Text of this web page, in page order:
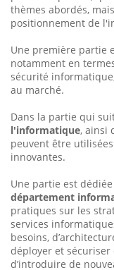
thèmes abordés,
positionnement de
Une première partie
notamment en
sécurité
au marché.
Dans la partie qui
l'informatique, ainsi
peuvent être
innovantes.
Une partie est
département
pratiques sur les
services
besoins,
déployer et
d’introduire de